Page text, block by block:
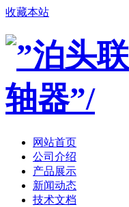
收藏本站
网站首页
公司介绍
产品展示
新闻动态
技术文档